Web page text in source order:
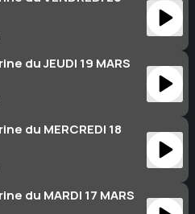
du JEUDI 19 MARS
du MERCREDI 18
du MARDI 17 MARS